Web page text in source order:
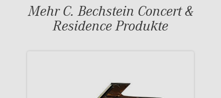
Mehr C. Bechstein Concert &
Residence Produkte